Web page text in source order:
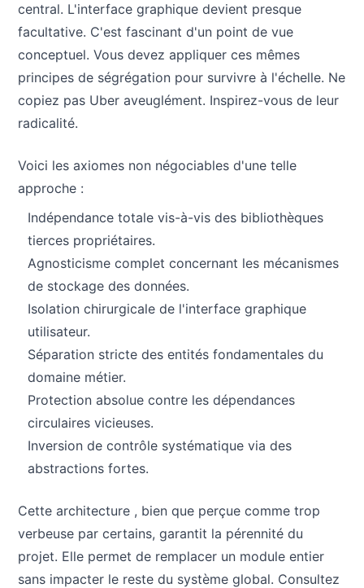
central. L'interface graphique devient presque
facultative. C'est fascinant d'un point de vue
conceptuel. Vous devez appliquer ces mêmes
principes de ségrégation pour survivre à l'échelle. Ne
copiez pas Uber aveuglément. Inspirez-vous de leur
radicalité.
Voici les axiomes non négociables d'une telle
approche :
Indépendance totale vis-à-vis des bibliothèques
tierces propriétaires.
Agnosticisme complet concernant les mécanismes
de stockage des données.
Isolation chirurgicale de l'interface graphique
utilisateur.
Séparation stricte des entités fondamentales du
domaine métier.
Protection absolue contre les dépendances
circulaires vicieuses.
Inversion de contrôle systématique via des
abstractions fortes.
Cette architecture , bien que perçue comme trop
verbeuse par certains, garantit la pérennité du
projet. Elle permet de remplacer un module entier
sans impacter le reste du système global. Consultez